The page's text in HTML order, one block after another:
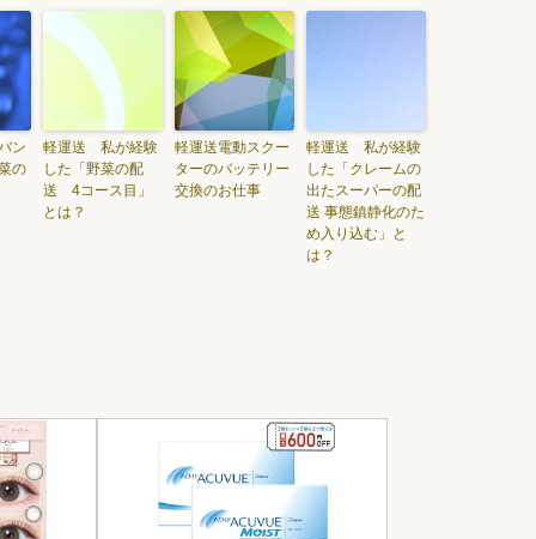
ン
の
軽運送 私が経験
した「野菜の配
送 4コース目」
とは？
軽運送電動スクー
ターのバッテリー
交換のお仕事
軽運送 私が経験
した「クレームの
出たスーパーの配
送 事態鎮静化のた
め入り込む」と
は？